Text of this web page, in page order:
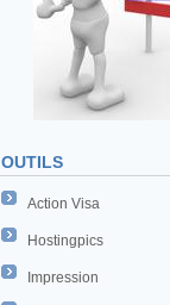
OUTILS
Action Visa
Hostingpics
Impression